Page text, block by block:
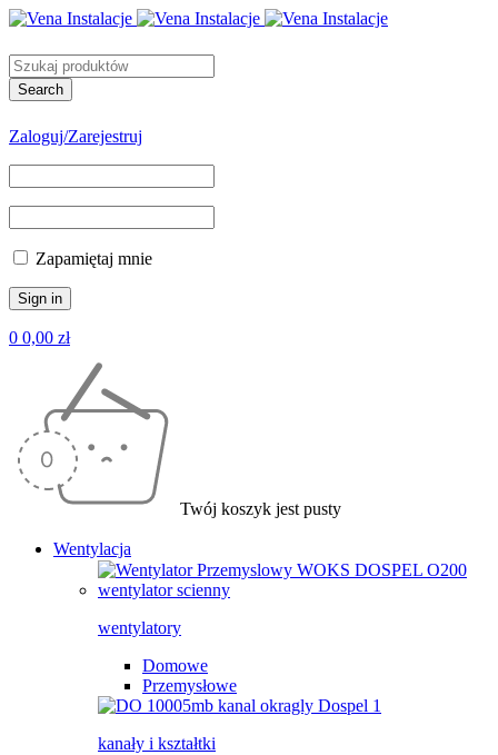
Zaloguj/Zarejestruj
Zapamiętaj mnie
0 0,00 zł
Twój koszyk jest pusty
Wentylacja
wentylatory
Domowe
Przemysłowe
kanały i kształtki